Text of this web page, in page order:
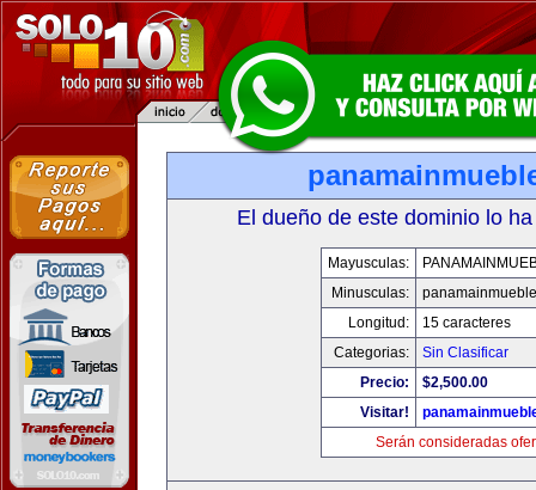
El dueño de este dominio lo
Mayusculas:
Minusculas:
Longitud:
15 caracteres
Categorias:
Sin Clasificar
Precio:
$2,500.00
Visitar!
Serán consideradas